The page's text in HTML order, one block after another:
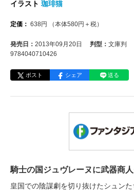
イラスト 珈琲猫
定価： 638円 （本体580円＋税）
発売日： 2013年09月20日 判型： 文庫判
9784040710426
ポスト シェア 送る
騎士の国ジュヴレーヌに武器商
皇国での陰謀劇を切り抜けたシュン